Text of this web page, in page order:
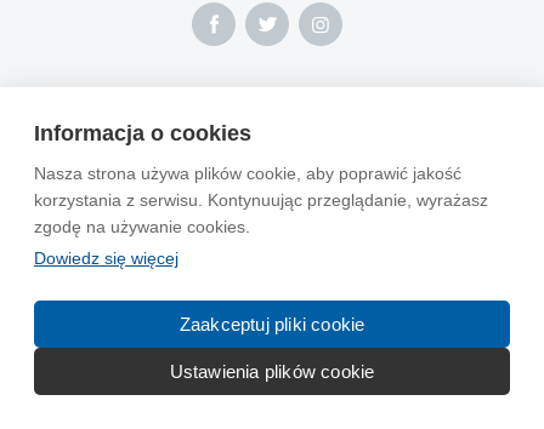
Informacja o cookies
Nasza strona używa plików cookie, aby poprawić jakość
korzystania z serwisu. Kontynuując przeglądanie, wyrażasz
zgodę na używanie cookies.
Dowiedz się więcej
Zaakceptuj pliki cookie
Ustawienia plików cookie